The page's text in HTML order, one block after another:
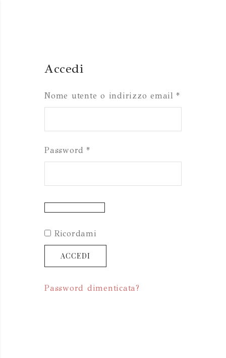
Accedi
Nome utente o indirizzo email *Richiesto
Password *Richiesto
Ricordami
ACCEDI
Password dimenticata?